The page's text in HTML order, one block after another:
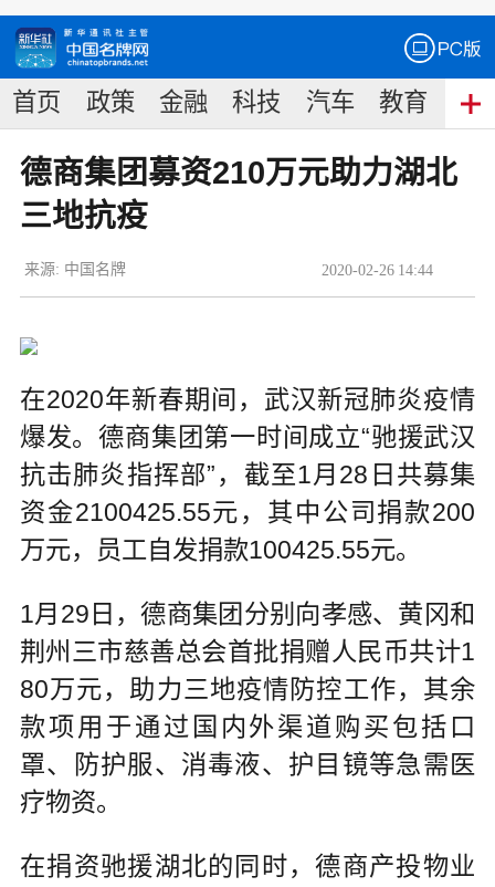
首页 政策 金融 科技 汽车 教育 食
德商集团募资210万元助力湖北
三地抗疫
2020-02-26 14:44
来源: 中国名牌
在2020年新春期间，武汉新冠肺炎疫情
爆发。德商集团第一时间成立“驰援武汉
抗击肺炎指挥部”，截至1月28日共募集
资金2100425.55元，其中公司捐款200
万元，员工自发捐款100425.55元。
1月29日，德商集团分别向孝感、黄冈和
荆州三市慈善总会首批捐赠人民币共计1
80万元，助力三地疫情防控工作，其余
款项用于通过国内外渠道购买包括口
罩、防护服、消毒液、护目镜等急需医
疗物资。
在捐资驰援湖北的同时，德商产投物业